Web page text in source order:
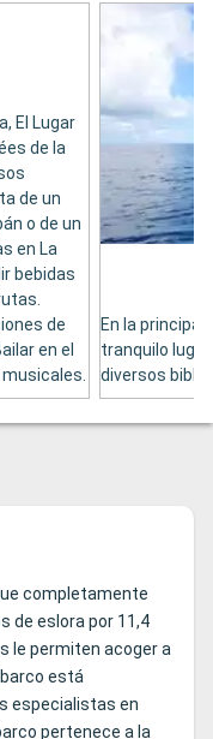
El Lugar
de la
de un
o de un
en La
bebidas
de
en el
En la
tranquilo
diversos
completamente
de eslora por 11,4
le permiten acoger a
está
especialistas en
pertenece a la